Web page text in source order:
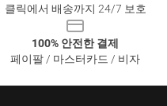
클릭에서 배송까지 24/7 보호
100% 안전한 결제
페이팔 / 마스터카드 / 비자